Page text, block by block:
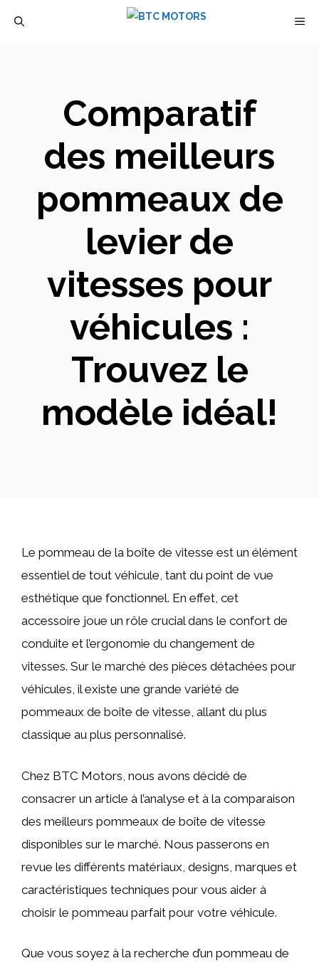
Comparatif
des meilleurs
pommeaux de
levier de
vitesses pour
véhicules :
Trouvez le
modèle idéal!
Le pommeau de la boîte de vitesse est un élément
essentiel de tout véhicule, tant du point de vue
esthétique que fonctionnel. En effet, cet
accessoire joue un rôle crucial dans le confort de
conduite et l’ergonomie du changement de
vitesses. Sur le marché des pièces détachées pour
véhicules, il existe une grande variété de
pommeaux de boîte de vitesse, allant du plus
classique au plus personnalisé.
Chez BTC Motors, nous avons décidé de
consacrer un article à l’analyse et à la comparaison
des meilleurs pommeaux de boîte de vitesse
disponibles sur le marché. Nous passerons en
revue les différents matériaux, designs, marques et
caractéristiques techniques pour vous aider à
choisir le pommeau parfait pour votre véhicule.
Que vous soyez à la recherche d’un pommeau de